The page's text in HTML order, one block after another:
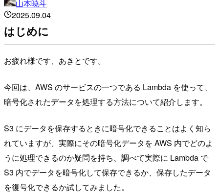
山本暁斗
2025.09.04
はじめに
お疲れ様です、あきとです。
今回は、AWS のサービスの一つである Lambda を使って、
暗号化されたデータを処理する方法について紹介します。
S3 にデータを保存するときに暗号化できることはよく知ら
れていますが、実際にその暗号化データを AWS 内でどのよ
うに処理できるのか疑問を持ち、調べて実際に Lambda で
S3 内でデータを暗号化して保存できるか、保存したデータ
を復号化できるか試してみました。